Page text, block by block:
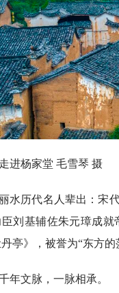
走进杨家堂 毛雪琴 摄
水历代名人辈出：宋
臣刘基辅佐朱元璋成
丹亭》，被誉为“东方的
年文脉，一脉相承。